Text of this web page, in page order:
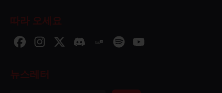
따라 오세요
뉴스레터